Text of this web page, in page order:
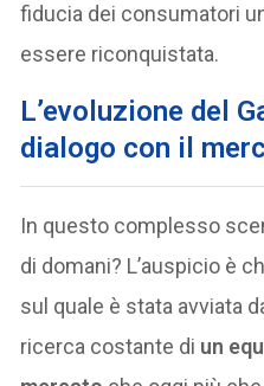
fiducia dei consumatori
essere riconquistata.
L’evoluzione del
dialogo con il
In questo complesso
di domani? L’auspicio è
sul quale è stata avviata
ricerca costante di un